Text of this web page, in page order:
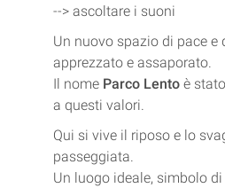
--> ascoltare i suoni
Un nuovo spazio di pace e
apprezzato e assaporato.
Il nome Parco Lento è
a questi valori.
Qui si vive il riposo e lo
passeggiata.
Un luogo ideale, simbolo